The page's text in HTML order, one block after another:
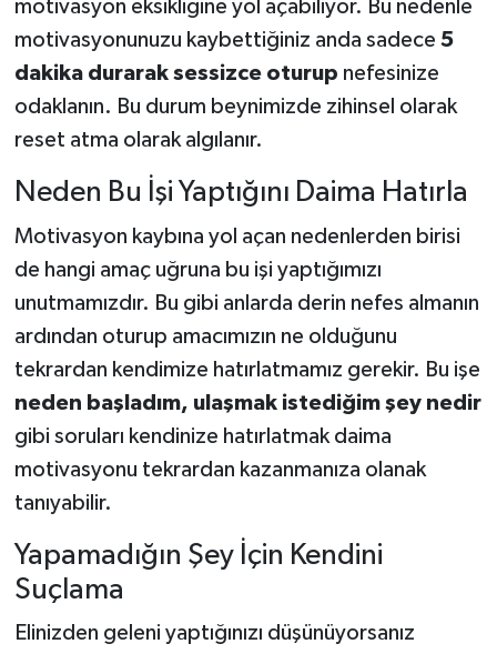
motivasyon eksikliğine yol açabiliyor. Bu nedenle
motivasyonunuzu kaybettiğiniz anda sadece 5
dakika durarak sessizce oturup nefesinize
odaklanın. Bu durum beynimizde zihinsel olarak
reset atma olarak algılanır.
Neden Bu İşi Yaptığını Daima Hatırla
Motivasyon kaybına yol açan nedenlerden birisi
de hangi amaç uğruna bu işi yaptığımızı
unutmamızdır. Bu gibi anlarda derin nefes almanın
ardından oturup amacımızın ne olduğunu
tekrardan kendimize hatırlatmamız gerekir. Bu işe
neden başladım, ulaşmak istediğim şey nedir
gibi soruları kendinize hatırlatmak daima
motivasyonu tekrardan kazanmanıza olanak
tanıyabilir.
Yapamadığın Şey İçin Kendini
Suçlama
Elinizden geleni yaptığınızı düşünüyorsanız